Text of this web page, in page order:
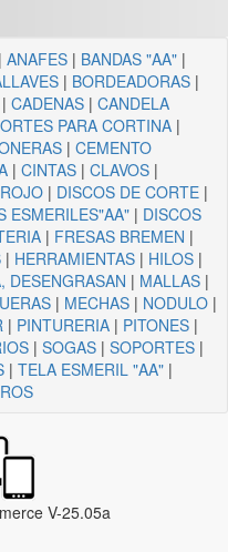
ANAFES| BANDAS "AA"|
| BORDEADORAS |
| CADENAS | CANDELA
PARA CORTINA |
| CEMENTO
| CINTAS| CLAVOS|
| DISCOS DE CORTE|
ESMERILES"AA"| DISCOS
| FRESAS BREMEN |
| HERRAMIENTAS| HILOS|
DESENGRASAN | MALLAS|
| MECHAS| NODULO|
| PINTURERIA| PITONES|
| SOGAS | SOPORTES |
| TELA ESMERIL "AA" |
V-25.05a